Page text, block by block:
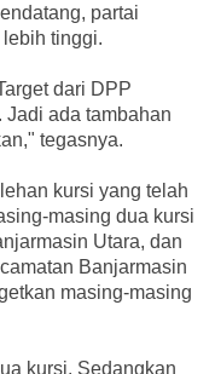
partai
tinggi.
dari DPP
Jadi ada tambahan
tegasnya.
kursi yang telah
masing dua kursi
Utara, dan
Banjarmasin
masing-masing
kursi. Sedangkan